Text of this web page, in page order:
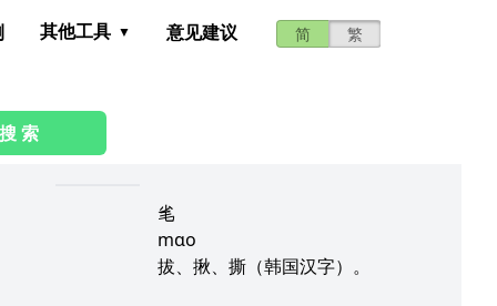
简 繁
其他工具 意见建议
搜 索
毟
mɑo
拔、揪、撕（韩国汉字）。